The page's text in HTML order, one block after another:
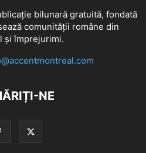
bilunară gratuită, fondată
comunităţii române din
şi împrejurimi.
NE